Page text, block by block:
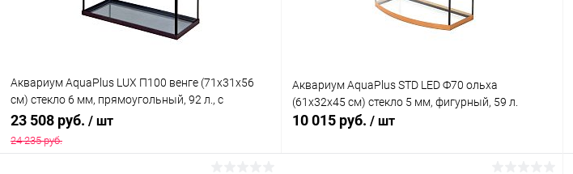
Аквариум AquaPlus LUX П100 венге (71х31х56
см) стекло 6 мм, прямоугольный, 92 л., с
лампами Т8 2х18 Вт, аквар. коврик
23 508 руб. / шт
24 235 руб.
Аквариум AquaPlus STD LED Ф70 ольха
(61х32х45 см) стекло 5 мм, фигурный, 59 л.
10 015 руб. / шт